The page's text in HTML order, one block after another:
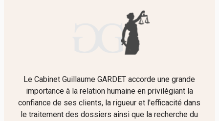
Le Cabinet Guillaume GARDET accorde une grande
importance à la relation humaine en privilégiant la
confiance de ses clients, la rigueur et l'efficacité dans
le traitement des dossiers ainsi que la recherche du